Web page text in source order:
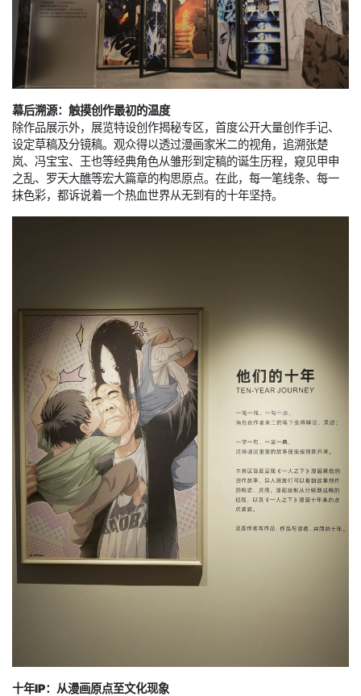
幕后溯源：触摸创作最初的温度
除作品展示外，展览特设创作揭秘专区，首度公开大量创作手记、
设定草稿及分镜稿。观众得以透过漫画家米二的视角，追溯张楚
岚、冯宝宝、王也等经典角色从雏形到定稿的诞生历程，窥见甲申
之乱、罗天大醮等宏大篇章的构思原点。在此，每一笔线条、每一
抹色彩，都诉说着一个热血世界从无到有的十年坚持。
十年IP：从漫画原点至文化现象